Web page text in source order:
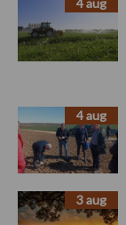
4 aug
4 aug
3 aug